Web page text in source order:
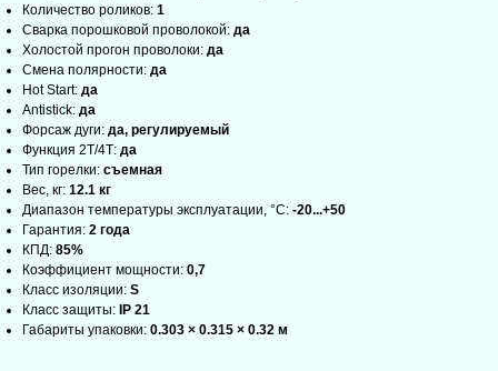
Количество роликов: 1
Сварка порошковой проволокой: да
Холостой прогон проволоки: да
Смена полярности: да
Hot Start: да
Antistick: да
Форсаж дуги: да, регулируемый
Функция 2Т/4Т: да
Тип горелки: съемная
Вес, кг: 12.1 кг
Диапазон температуры эксплуатации, °С: -20...+50
Гарантия: 2 года
КПД: 85%
Коэффициент мощности: 0,7
Класс изоляции: S
Класс защиты: IP 21
Габариты упаковки: 0.303 × 0.315 × 0.32 м